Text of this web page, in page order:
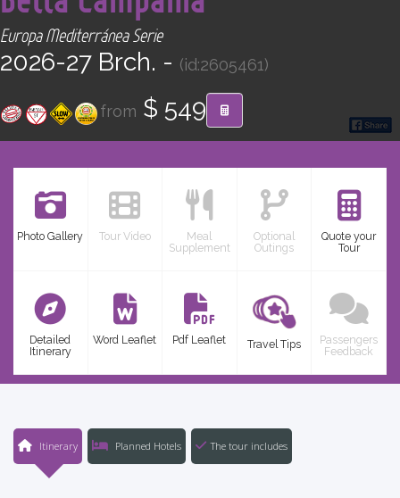
CONTACT
Find your Tour
Europa Mediterránea Serie
2026-27 Brch. - (id:2605461)
from $ 549
Photo Gallery Tour Video
Meal
Supplement
Optional
Outings
Quote your
Tour
Detailed
Itinerary
Word Leaflet Pdf Leaflet Travel Tips
Passengers
Feedback
Itinerary Planned Hotels The tour includes